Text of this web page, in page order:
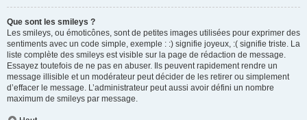
Que sont les smileys ?
Les smileys, ou émoticônes, sont de petites images utilisées pour exprimer des
sentiments avec un code simple, exemple : :) signifie joyeux, :( signifie triste. La
liste complète des smileys est visible sur la page de rédaction de message.
Essayez toutefois de ne pas en abuser. Ils peuvent rapidement rendre un
message illisible et un modérateur peut décider de les retirer ou simplement
d’effacer le message. L’administrateur peut aussi avoir défini un nombre
maximum de smileys par message.